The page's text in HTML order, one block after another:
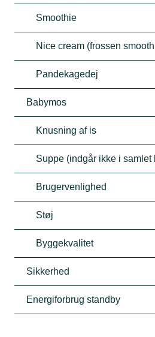
Smoothie
Nice cream (frossen
Pandekagedej
Babymos
Knusning af is
Suppe (indgår ikke i samlet
Brugervenlighed
Støj
Byggekvalitet
Sikkerhed
Energiforbrug standby